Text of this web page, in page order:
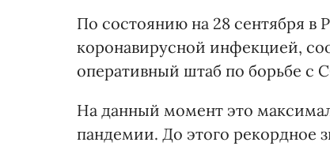
По состоянию на 28 сентября в
коронавирусной инфекцией,
оперативный штаб по борьбе с
На данный момент это
пандемии. До этого рекордное